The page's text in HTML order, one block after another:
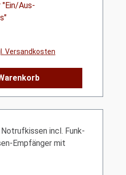
"Ein/Aus-
Versandkosten